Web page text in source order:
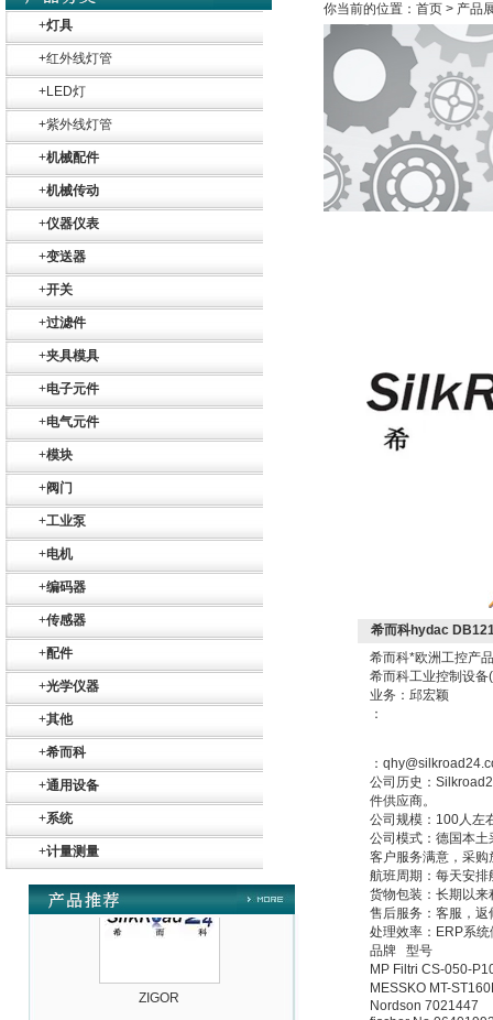
+灯具
+红外线灯管
+LED灯
+紫外线灯管
+机械配件
+机械传动
+仪器仪表
+变送器
+开关
+过滤件
+夹具模具
+电子元件
+电气元件
+模块
+阀门
+工业泵
+电机
+编码器
+传感器
+配件
+光学仪器
+其他
+希而科
+通用设备
+系统
+计量测量
Belimo SF24A-
MFT
你当前的位置：首页 > 产品
希而科hydac
希而科*欧洲工控产
希而科工业控制设
业务：邱宏颖
：
：
公司历史：
件供应商。
公司规模：100人左
公司模式：德国本
客户服务满意，采购
航班周期：每天安
货物包装：长期以
售后服务：客服，
处理效率：ERP系
品牌 型号
MP Filtri CS-050-
MESSKO MT-
Nordson 7021447